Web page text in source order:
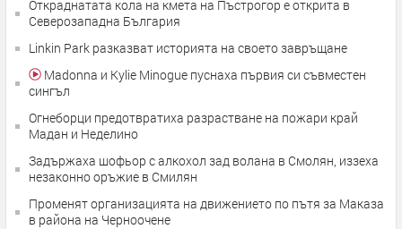
Откраднатата кола на кмета на Пъстрогор е открита в
Северозападна България
Linkin Park разказват историята на своето завръщане
сингъл
Огнеборци предотвратиха разрастване на пожари край
Мадан и Неделино
Задържаха шофьор с алкохол зад волана в Смолян, иззеха
незаконно оръжие в Смилян
Променят организацията на движението по пътя за Маказа
в района на Черноочене